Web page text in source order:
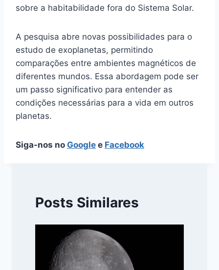
sobre a habitabilidade fora do Sistema Solar.
A pesquisa abre novas possibilidades para o
estudo de exoplanetas, permitindo
comparações entre ambientes magnéticos de
diferentes mundos. Essa abordagem pode ser
um passo significativo para entender as
condições necessárias para a vida em outros
planetas.
Siga-nos no Google e Facebook
Posts Similares